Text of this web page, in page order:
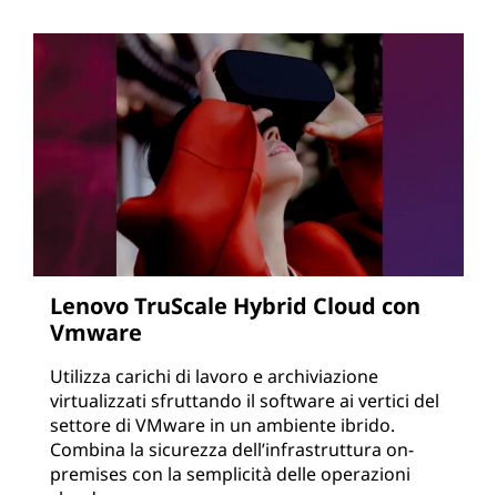
Lenovo TruScale Hybrid Cloud con
Vmware
Utilizza carichi di lavoro e archiviazione
virtualizzati sfruttando il software ai vertici del
settore di VMware in un ambiente ibrido.
Combina la sicurezza dell’infrastruttura on-
premises con la semplicità delle operazioni